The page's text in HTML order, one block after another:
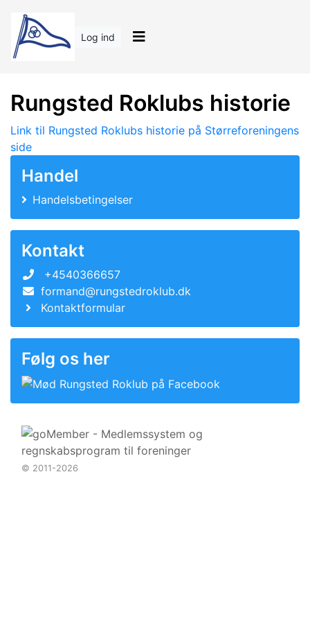
Log ind
Rungsted Roklubs historie
Link til Rungsted Roklubs historie på Størreforeningens
side
Handel
Handelsbetingelser
Kontakt
+4540366657
formand@rungstedroklub.dk
Kontaktformular
Følg os her
© 2011-2026